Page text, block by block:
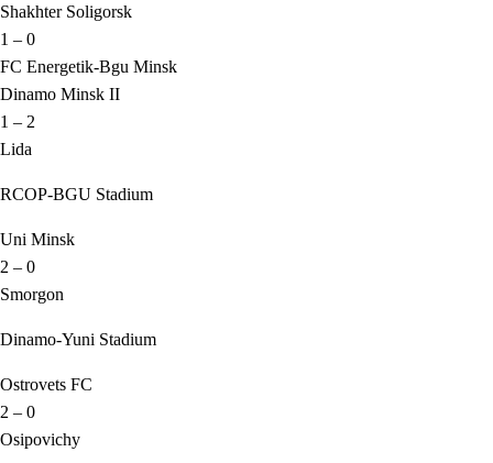
Shakhter Soligorsk
1 – 0
FC Energetik-Bgu Minsk
Dinamo Minsk II
1 – 2
Lida
RCOP-BGU Stadium
Uni Minsk
2 – 0
Smorgon
Dinamo-Yuni Stadium
Ostrovets FC
2 – 0
Osipovichy